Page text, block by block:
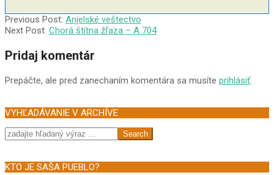
2006-
05-
Previous Post: Anjelské veštectvo
Next Post: Chorá štítna žľaza – A 704
Pridaj komentár
Prepáčte, ale pred zanechaním komentára sa musíte prihlásiť.
VYHĽADÁVANIE V ARCHÍVE
Search
KTO JE SAŠA PUEBLO?